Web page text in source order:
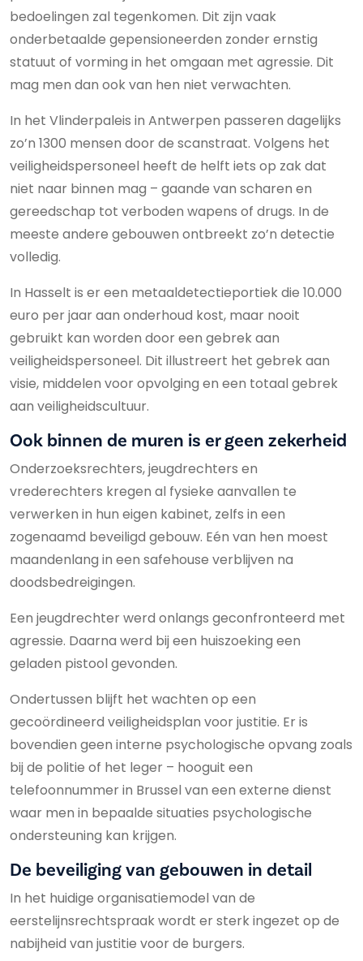
bedoelingen zal tegenkomen. Dit zijn vaak
onderbetaalde gepensioneerden zonder ernstig
statuut of vorming in het omgaan met agressie. Dit
mag men dan ook van hen niet verwachten.
In het Vlinderpaleis in Antwerpen passeren dagelijks
zo’n 1300 mensen door de scanstraat. Volgens het
veiligheidspersoneel heeft de helft iets op zak dat
niet naar binnen mag – gaande van scharen en
gereedschap tot verboden wapens of drugs. In de
meeste andere gebouwen ontbreekt zo’n detectie
volledig.
In Hasselt is er een metaaldetectieportiek die 10.000
euro per jaar aan onderhoud kost, maar nooit
gebruikt kan worden door een gebrek aan
veiligheidspersoneel. Dit illustreert het gebrek aan
visie, middelen voor opvolging en een totaal gebrek
aan veiligheidscultuur.
Ook binnen de muren is er geen zekerheid
Onderzoeksrechters, jeugdrechters en
vrederechters kregen al fysieke aanvallen te
verwerken in hun eigen kabinet, zelfs in een
zogenaamd beveiligd gebouw. Eén van hen moest
maandenlang in een safehouse verblijven na
doodsbedreigingen.
Een jeugdrechter werd onlangs geconfronteerd met
agressie. Daarna werd bij een huiszoeking een
geladen pistool gevonden.
Ondertussen blijft het wachten op een
gecoördineerd veiligheidsplan voor justitie. Er is
bovendien geen interne psychologische opvang zoals
bij de politie of het leger – hooguit een
telefoonnummer in Brussel van een externe dienst
waar men in bepaalde situaties psychologische
ondersteuning kan krijgen.
De beveiliging van gebouwen in detail
In het huidige organisatiemodel van de
eerstelijnsrechtspraak wordt er sterk ingezet op de
nabijheid van justitie voor de burgers.